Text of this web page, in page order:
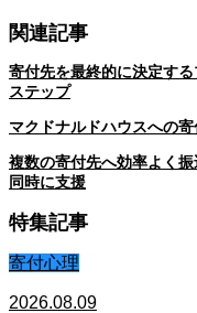
関連記事
寄付先を最終的に決定す
ステップ
マクドナルドハウスへの
複数の寄付先へ効率よく
同時に支援
特集記事
寄付心理
2026.08.09